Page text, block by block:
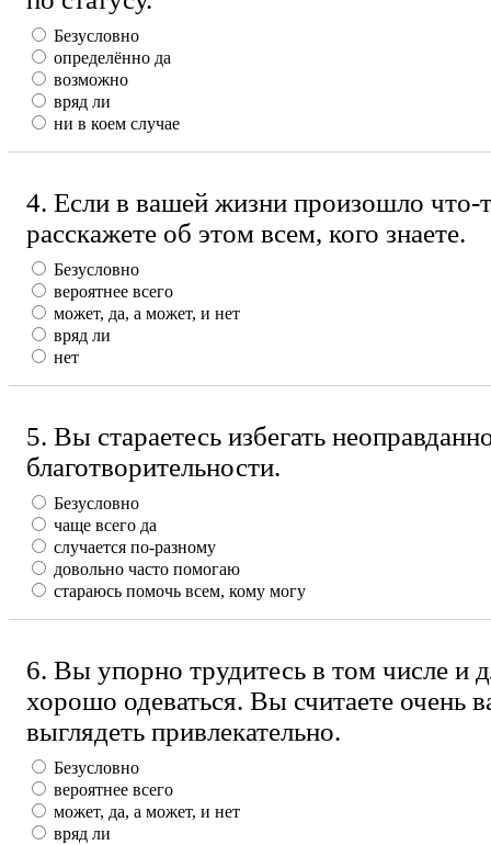
Безусловно
определённо да
возможно
вряд ли
ни в коем случае
4. Если в вашей жизни произошло что-
расскажете об этом всем, кого знаете.
Безусловно
вероятнее всего
может, да, а может, и нет
вряд ли
нет
5. Вы стараетесь избегать
благотворительности.
Безусловно
чаще всего да
случается по-разному
довольно часто помогаю
стараюсь помочь всем, кому могу
6. Вы упорно трудитесь в том числе и
хорошо одеваться. Вы считаете очень
выглядеть привлекательно.
Безусловно
вероятнее всего
может, да, а может, и нет
вряд ли